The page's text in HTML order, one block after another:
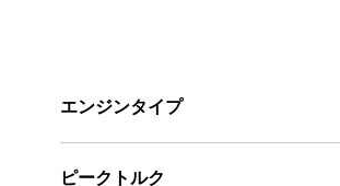
エンジンタイプ
ピークトルク